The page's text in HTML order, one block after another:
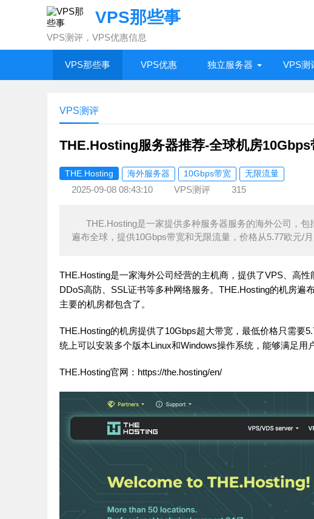
VPS那些事
VPS测评，VPS优惠信息
VPS那些事 VPS优惠 独立服务器 VPS测
VPS测评
THE.Hosting服务器推荐-全球机房10Gbps
THE.Hosting 海外服务器 10Gbps带宽 无限流量
2025-09-08 08:43:10 VPS测评 315
THE.Hosting是一家提供多种服务器服务的海外公司，
遍布全球，提供10Gbps带宽和无限流量，价格从5.77欧元/
THE.Hosting是一家海外公司经营的主机商，提供了VPS、高
DDoS高防、SSL证书等多种网络服务。THE.Hosting的机房遍
主要的机房都包含了。
THE.Hosting的机房提供了10Gbps超大带宽，最低价格只需要
统上可以安装多个版本Linux和Windows操作系统，能够满足用
THE.Hosting官网： https://the.hosting/en/